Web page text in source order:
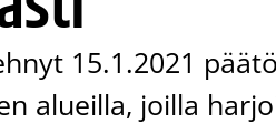
15.1.2021
alueilla, joilla